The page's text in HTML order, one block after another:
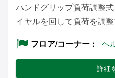
ハンドグリップ負荷調整
イヤルを回して負荷を調
フロア/コーナー
ヘ
詳細